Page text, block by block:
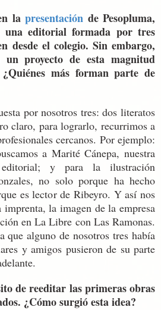
la presentación de Pesopluma,
una editorial formada por tres
desde el colegio. Sin embargo,
proyecto de esta magnitud
más forman parte de
por nosotros tres: dos literatos
claro, para lograrlo, recurrimos a
cercanos. Por ejemplo:
a Marité Cánepa, nuestra
editorial; y para la ilustración
no solo porque ha hecho
es lector de Ribeyro. Y así nos
la imagen de la empresa
en La Libre con Las Ramonas.
que alguno de nosotros tres había
y amigos pusieron de su parte
de reeditar las primeras obras
¿Cómo surgió esta idea?